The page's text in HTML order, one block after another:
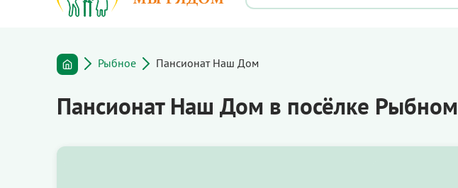
Рыбное Пансионат Наш Дом
Пансионат Наш Дом в посёлке Рыбном